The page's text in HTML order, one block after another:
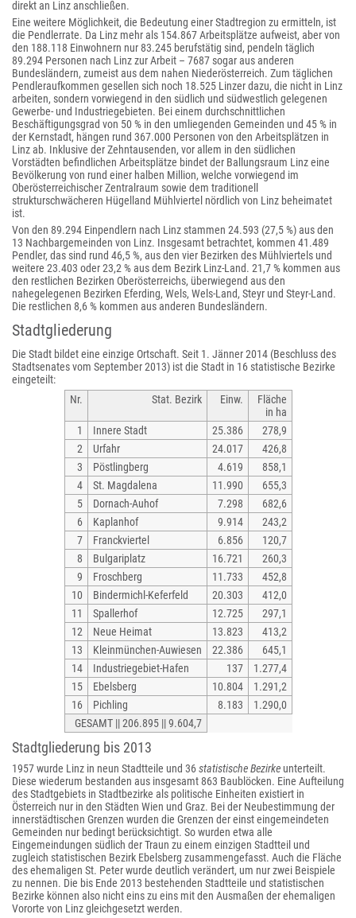
direkt an Linz anschließen.
Eine weitere Möglichkeit, die Bedeutung einer Stadtregion zu ermitteln, ist
die Pendlerrate. Da Linz mehr als 154.867 Arbeitsplätze aufweist, aber von
den 188.118 Einwohnern nur 83.245 berufstätig sind, pendeln täglich
89.294 Personen nach Linz zur Arbeit – 7687 sogar aus anderen
Bundesländern, zumeist aus dem nahen Niederösterreich. Zum täglichen
Pendleraufkommen gesellen sich noch 18.525 Linzer dazu, die nicht in Linz
arbeiten, sondern vorwiegend in den südlich und südwestlich gelegenen
Gewerbe- und Industriegebieten. Bei einem durchschnittlichen
Beschäftigungsgrad von 50 % in den umliegenden Gemeinden und 45 % in
der Kernstadt, hängen rund 367.000 Personen von den Arbeitsplätzen in
Linz ab. Inklusive der Zehntausenden, vor allem in den südlichen
Vorstädten befindlichen Arbeitsplätze bindet der Ballungsraum Linz eine
Bevölkerung von rund einer halben Million, welche vorwiegend im
Oberösterreichischer Zentralraum sowie dem traditionell
strukturschwächeren Hügelland Mühlviertel nördlich von Linz beheimatet
ist.
Von den 89.294 Einpendlern nach Linz stammen 24.593 (27,5 %) aus den
13 Nachbargemeinden von Linz. Insgesamt betrachtet, kommen 41.489
Pendler, das sind rund 46,5 %, aus den vier Bezirken des Mühlviertels und
weitere 23.403 oder 23,2 % aus dem Bezirk Linz-Land. 21,7 % kommen aus
den restlichen Bezirken Oberösterreichs, überwiegend aus den
nahegelegenen Bezirken Eferding, Wels, Wels-Land, Steyr und Steyr-Land.
Die restlichen 8,6 % kommen aus anderen Bundesländern.
Stadtgliederung
Die Stadt bildet eine einzige Ortschaft. Seit 1. Jänner 2014 (Beschluss des
Stadtsenates vom September 2013) ist die Stadt in 16 statistische Bezirke
eingeteilt:
Nr.
Stat. Bezirk Einw.
Fläche
in ha
1
Innere Stadt 25.386
278,9
2
Urfahr 24.017
426,8
3
Pöstlingberg 4.619
858,1
4
St. Magdalena 11.990
655,3
5
Dornach-Auhof 7.298
682,6
6
Kaplanhof 9.914
243,2
7
Franckviertel 6.856
120,7
8
Bulgariplatz 16.721
260,3
9
Froschberg 11.733
452,8
10
Bindermichl-Keferfeld 20.303
412,0
11
Spallerhof 12.725
297,1
12
Neue Heimat 13.823
413,2
13
Kleinmünchen-Auwiesen 22.386
645,1
14
Industriegebiet-Hafen 137
1.277,4
15
Ebelsberg 10.804
1.291,2
16
Pichling 8.183
1.290,0
GESAMT || 206.895 || 9.604,7
Stadtgliederung bis 2013
1957 wurde Linz in neun Stadtteile und 36statistische Bezirke unterteilt.
Diese wiederum bestanden aus insgesamt 863 Baublöcken. Eine Aufteilung
des Stadtgebiets in Stadtbezirke als politische Einheiten existiert in
Österreich nur in den Städten Wien und Graz. Bei der Neubestimmung der
innerstädtischen Grenzen wurden die Grenzen der einst eingemeindeten
Gemeinden nur bedingt berücksichtigt. So wurden etwa alle
Eingemeindungen südlich der Traun zu einem einzigen Stadtteil und
zugleich statistischen Bezirk Ebelsberg zusammengefasst. Auch die Fläche
des ehemaligen St. Peter wurde deutlich verändert, um nur zwei Beispiele
zu nennen. Die bis Ende 2013 bestehenden Stadtteile und statistischen
Bezirke können also nicht eins zu eins mit den Ausmaßen der ehemaligen
Vororte von Linz gleichgesetzt werden.